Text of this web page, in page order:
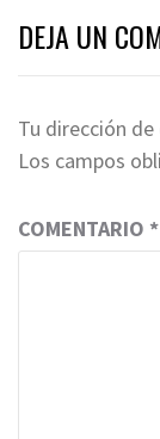
DEJA UN
Tu dirección
Los campos
COMENTARIO *